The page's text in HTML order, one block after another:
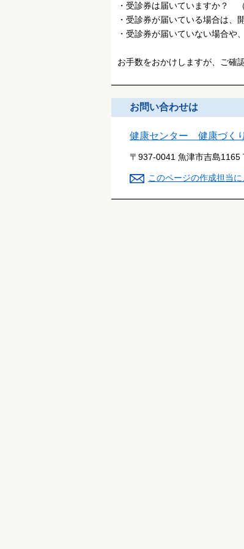
・受診券は届いていますか？
・受診券が届いている場合は、
・受診券が届いていない場合や
お手数をおかけしますが、ご確
お問い合わせは
健康センター 健康づく
〒937-0041 魚津市吉島1165
このページの作成担当